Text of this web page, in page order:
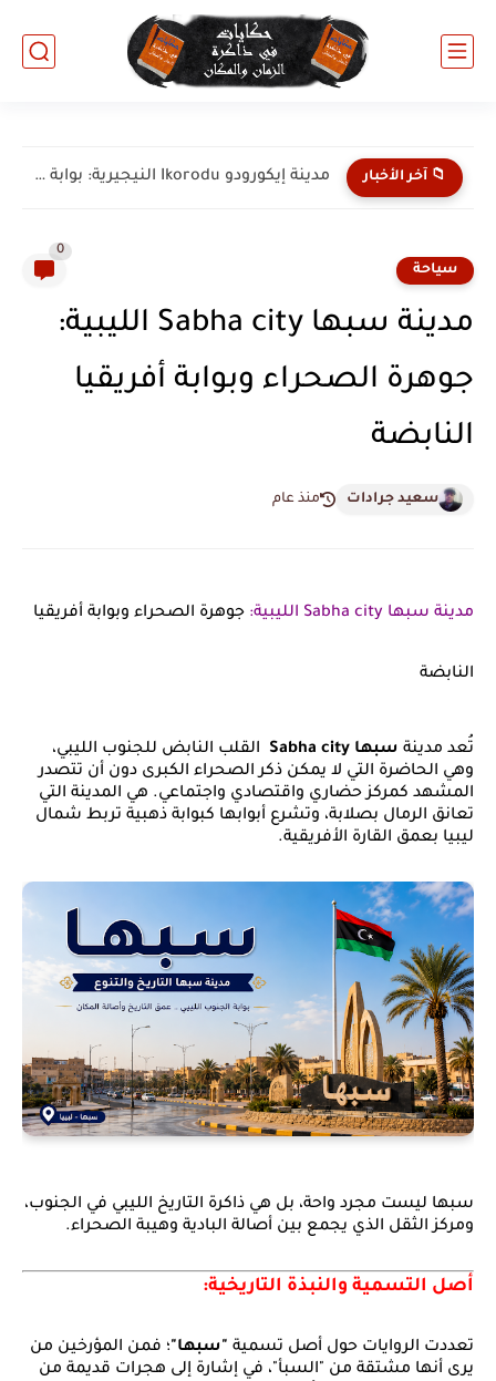
📁 آخر الأخبار مدينة إيكورودو Ikorodu النيجيرية: بوابة لاغوس الكبرى وقطب التجارة والصناعة...
سياحة
0
مدينة سبها Sabha city الليبية:
جوهرة الصحراء وبوابة أفريقيا
النابضة
سعيد جرادات منذ عام
مدينة سبها Sabha city الليبية: جوهرة الصحراء وبوابة أفريقيا
النابضة
تُعد مدينة سبها Sabha city
القلب النابض للجنوب الليبي،
وهي الحاضرة التي لا يمكن ذكر الصحراء الكبرى دون أن تتصدر
المشهد كمركز حضاري واقتصادي واجتماعي. هي المدينة التي
تعانق الرمال بصلابة، وتشرع أبوابها كبوابة ذهبية تربط شمال
ليبيا بعمق القارة الأفريقية.
سبها ليست مجرد واحة، بل هي ذاكرة التاريخ الليبي في الجنوب،
ومركز الثقل الذي يجمع بين أصالة البادية وهيبة الصحراء.
أصل التسمية والنبذة التاريخية:
تعددت الروايات حول أصل تسمية "سبها"؛ فمن المؤرخين من
يرى أنها مشتقة من "السبأ"، في إشارة إلى هجرات قديمة من